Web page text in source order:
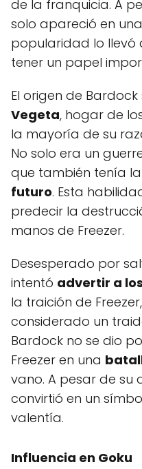
de la franquicia. A
solo apareció en
popularidad lo llevó
tener un papel
El origen de
Vegeta, hogar de
la mayoría de su
No solo era un
que también tenía
futuro. Esta
predecir la
manos de Freezer.
Desesperado por
intentó advertir a
la traición de
considerado un
Bardock no se dio
Freezer en una
vano. A pesar de su
convirtió en un
valentía.
Influencia en Goku